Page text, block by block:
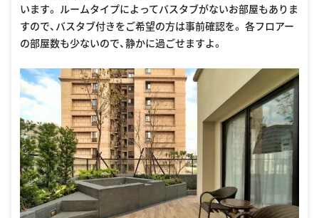
います。 ルームタイプによってバスタブがないお部屋もありま
すので、バスタブ付きをご希望の方は事前確認を。 各フロアー
の部屋数も少ないので、静かに過ごせますよ。